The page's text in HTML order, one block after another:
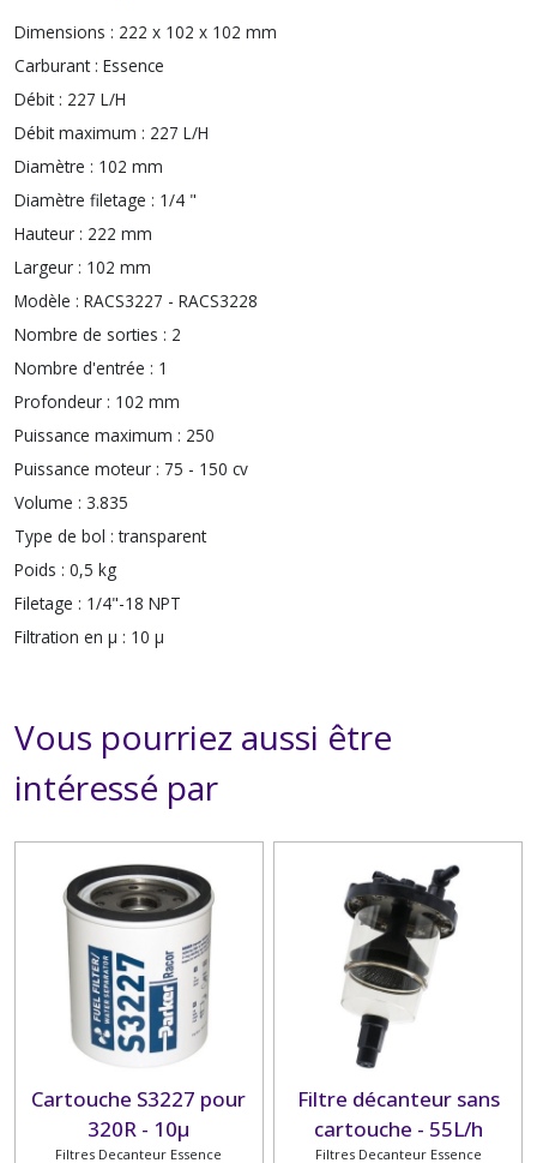
Dimensions : 222 x 102 x 102 mm
Carburant : Essence
Débit : 227 L/H
Débit maximum : 227 L/H
Diamètre : 102 mm
Diamètre filetage : 1/4 "
Hauteur : 222 mm
Largeur : 102 mm
Modèle : RACS3227 - RACS3228
Nombre de sorties : 2
Nombre d'entrée : 1
Profondeur : 102 mm
Puissance maximum : 250
Puissance moteur : 75 - 150 cv
Volume : 3.835
Type de bol : transparent
Poids : 0,5 kg
Filetage : 1/4"-18 NPT
Filtration en μ : 10 µ
Vous pourriez aussi être
intéressé par
Cartouche S3227 pour
320R - 10µ
Filtres Decanteur Essence
Filtre décanteur sans
cartouche - 55L/h
Filtres Decanteur Essence